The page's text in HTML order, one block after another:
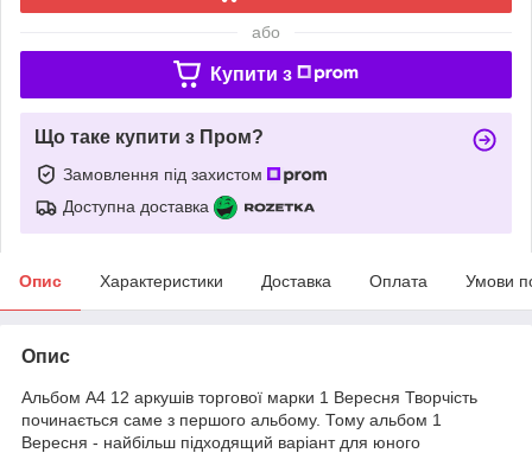
або
Купити з
Що таке купити з Пром?
Замовлення під захистом
Доступна доставка
Опис Характеристики Доставка Оплата Умови
Опис
Альбом А4 12 аркушів торгової марки 1 Вересня Творчість
починається саме з першого альбому. Тому альбом 1
Вересня - найбільш підходящий варіант для юного